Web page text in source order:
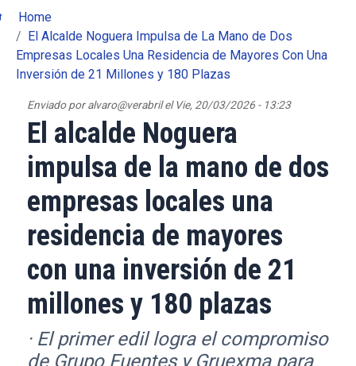
Home
El Alcalde Noguera Impulsa de La Mano de Dos
Empresas Locales Una Residencia de Mayores Con Una
Inversión de 21 Millones y 180 Plazas
Enviado poralvaro@verabril elVie, 20/03/2026 - 13:23
El alcalde Noguera
impulsa de la mano de dos
empresas locales una
residencia de mayores
con una inversión de 21
millones y 180 plazas
· El primer edil logra el compromiso
de Grupo Fuentes y Gruexma para